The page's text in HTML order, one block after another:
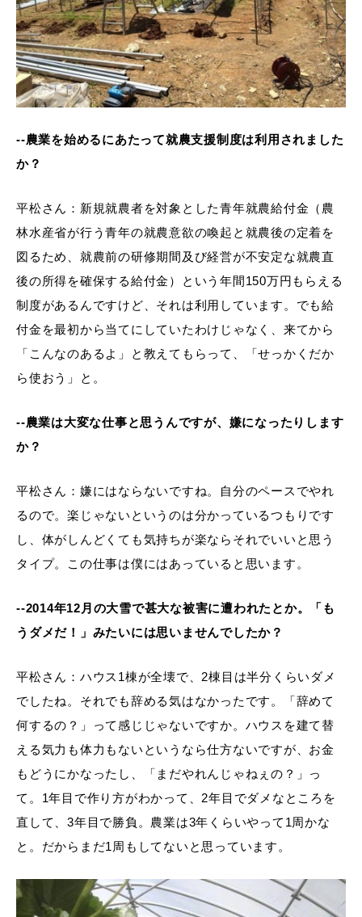
--農業を始めるにあたって就農支援制度は利用されました
か？
平松さん：新規就農者を対象とした青年就農給付金（農
林水産省が行う青年の就農意欲の喚起と就農後の定着を
図るため、就農前の研修期間及び経営が不安定な就農直
後の所得を確保する給付金）という年間150万円もらえる
制度があるんですけど、それは利用しています。でも給
付金を最初から当てにしていたわけじゃなく、来てから
「こんなのあるよ」と教えてもらって、「せっかくだか
ら使おう」と。
--農業は大変な仕事と思うんですが、嫌になったりします
か？
平松さん：嫌にはならないですね。自分のペースでやれ
るので。楽じゃないというのは分かっているつもりです
し、体がしんどくても気持ちが楽ならそれでいいと思う
タイプ。この仕事は僕にはあっていると思います。
--2014年12月の大雪で甚大な被害に遭われたとか。「も
うダメだ！」みたいには思いませんでしたか？
平松さん：ハウス1棟が全壊で、2棟目は半分くらいダメ
でしたね。それでも辞める気はなかったです。「辞めて
何するの？」って感じじゃないですか。ハウスを建て替
える気力も体力もないというなら仕方ないですが、お金
もどうにかなったし、「まだやれんじゃねぇの？」っ
て。1年目で作り方がわかって、2年目でダメなところを
直して、3年目で勝負。農業は3年くらいやって1周かな
と。だからまだ1周もしてないと思っています。